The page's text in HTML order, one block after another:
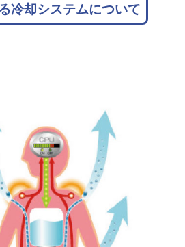
冷却システムについて